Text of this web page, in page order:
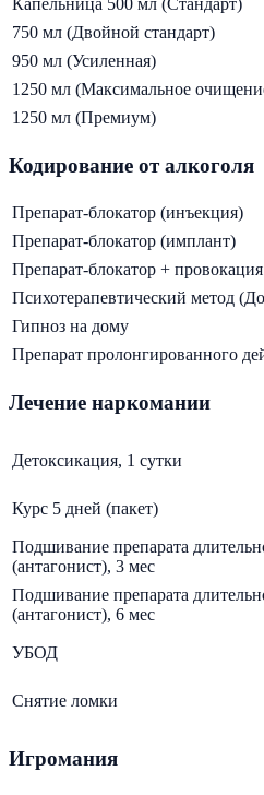
Капельница 500 мл (Стандарт)
750 мл (Двойной стандарт)
950 мл (Усиленная)
1250 мл (Максимальное
1250 мл (Премиум)
Кодирование от алкоголя
Препарат-блокатор (инъекция)
Препарат-блокатор (имплант)
Препарат-блокатор + провокация
Психотерапевтический метод
Гипноз на дому
Препарат пролонгированного
Лечение наркомании
Детоксикация, 1 сутки
Курс 5 дней (пакет)
Подшивание препарата
(антагонист), 3 мес
Подшивание препарата
(антагонист), 6 мес
УБОД
Снятие ломки
Игромания